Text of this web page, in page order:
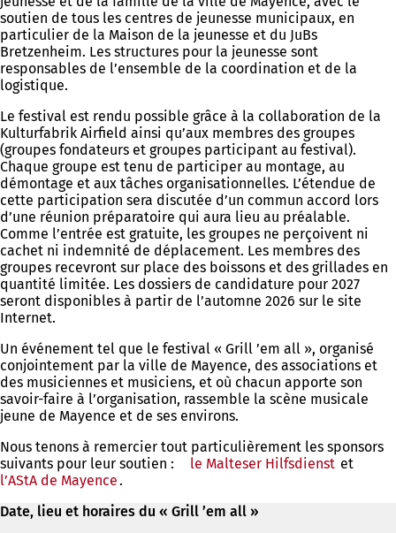
soutien de tous les centres de jeunesse municipaux, en
particulier de la Maison de la jeunesse et du JuBs
Bretzenheim. Les structures pour la jeunesse sont
responsables de l’ensemble de la coordination et de la
logistique.
Le festival est rendu possible grâce à la collaboration de la
Kulturfabrik Airfield ainsi qu’aux membres des groupes
(groupes fondateurs et groupes participant au festival).
Chaque groupe est tenu de participer au montage, au
démontage et aux tâches organisationnelles. L’étendue de
cette participation sera discutée d’un commun accord lors
d’une réunion préparatoire qui aura lieu au préalable.
Comme l’entrée est gratuite, les groupes ne perçoivent ni
cachet ni indemnité de déplacement. Les membres des
groupes recevront sur place des boissons et des grillades en
quantité limitée. Les dossiers de candidature pour 2027
seront disponibles à partir de l’automne 2026 sur le site
Internet.
Un événement tel que le festival « Grill ’em all », organisé
conjointement par la ville de Mayence, des associations et
des musiciennes et musiciens, et où chacun apporte son
savoir-faire à l’organisation, rassemble la scène musicale
jeune de Mayence et de ses environs.
Nous tenons à remercier tout particulièrement les sponsors
suivants pour leur soutien :
le Malteser Hilfsdienst (S'ouvre
et
l’AStA de Mayence(S'ouvre
un
.
Date, lieu et horaires du « Grill ’em all »